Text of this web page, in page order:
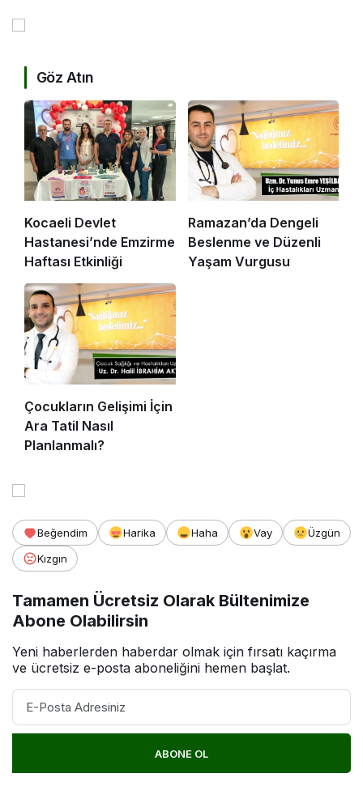
Göz Atın
Kocaeli Devlet
Hastanesi’nde Emzirme
Haftası Etkinliği
Ramazan’da Dengeli
Beslenme ve Düzenli
Yaşam Vurgusu
Çocukların Gelişimi İçin
Ara Tatil Nasıl
Planlanmalı?
Beğendim Harika Haha Vay
Üzgün
Kızgın
Tamamen Ücretsiz Olarak Bültenimize
Abone Olabilirsin
Yeni haberlerden haberdar olmak için fırsatı kaçırma
ve ücretsiz e-posta aboneliğini hemen başlat.
ABONE OL